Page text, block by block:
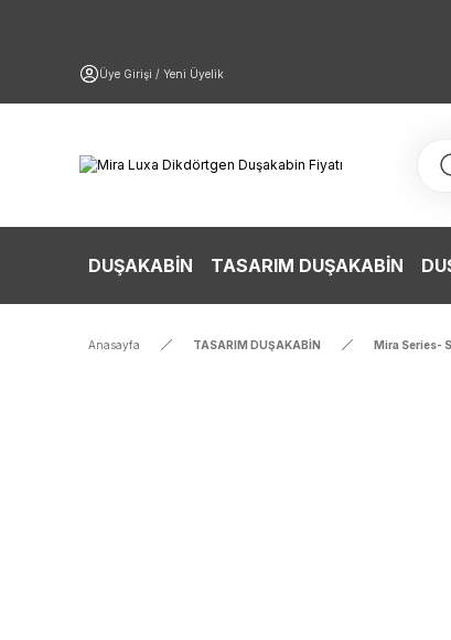
Üye Girişi / Yeni Üyelik
DUŞAKABİN TASARIM DUŞAKABİN
Anasayfa TASARIM DUŞAKABİN Mira Series-